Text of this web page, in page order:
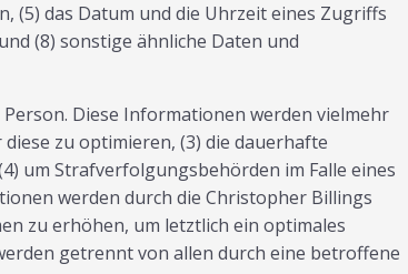
(5) das Datum und die Uhrzeit eines Zugriffs
(8) sonstige ähnliche Daten und
Diese Informationen werden vielmehr
zu optimieren, (3) die dauerhafte
um Strafverfolgungsbehörden im Falle eines
werden durch die Christopher Billings
zu erhöhen, um letztlich ein optimales
getrennt von allen durch eine betroffene